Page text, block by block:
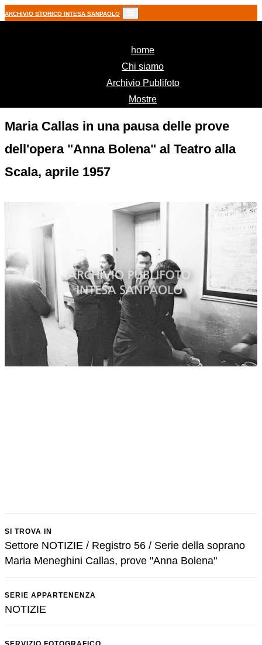
ARCHIVIO STORICO INTESA SANPAOLO
home(current)
Chi siamo
Archivio Publifoto
Mostre
Maria Callas in una pausa delle prove
dell'opera "Anna Bolena" al Teatro alla
Scala, aprile 1957
SI TROVA IN
Settore NOTIZIE / Registro 56 / Serie della soprano
Maria Meneghini Callas, prove "Anna Bolena"
SERIE APPARTENENZA
NOTIZIE